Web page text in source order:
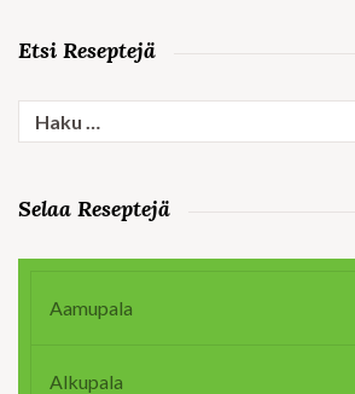
Etsi Reseptejä
Selaa Reseptejä
Aamupala
Alkupala